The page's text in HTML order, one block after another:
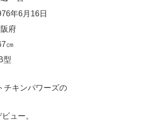
年6月16日
府
チキンパワーズの
ュー。